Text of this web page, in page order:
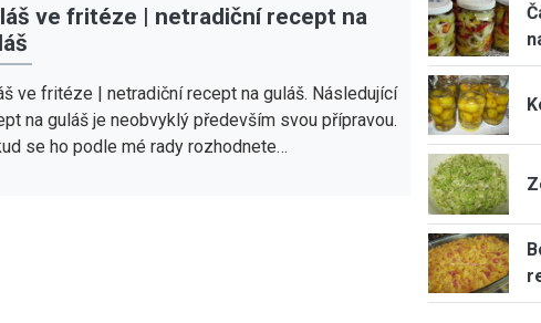
ve fritéze | netradiční recept na
ve fritéze | netradiční recept na guláš. Následující
na guláš je neobvyklý především svou přípravou.
se ho podle mé rady rozhodnete…